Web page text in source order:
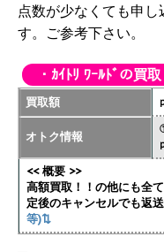
点数が少なくても申
す。ご参考下さい。
・ｶｲﾄﾘ ﾜｰﾙﾄﾞの買取
買取額
オトク情報
<< 概要 >>
高額買取！！の他にも全
定後のキャンセルでも返
等)⇅